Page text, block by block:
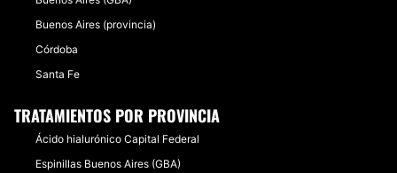
Buenos Aires (provincia)
Córdoba
Santa Fe
TRATAMIENTOS POR PROVINCIA
Ácido hialurónico Capital Federal
Espinillas Buenos Aires (GBA)